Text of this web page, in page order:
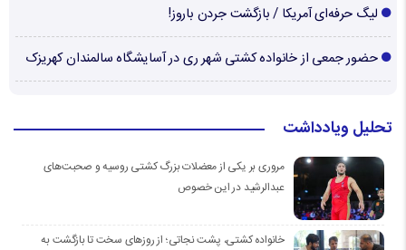
لیگ حرفه‌ای آمریکا / بازگشت جردن باروز!
حضور جمعی از خانواده کشتی شهر ری در آسایشگاه سالمندان کهریزک
تحلیل ویادداشت
مروری بر یکی از معضلات بزرگ کشتی روسیه و صحبت‌های
عبدالرشید در این خصوص
خانواده کشتی، پشت نجاتی؛ از روزهای سخت تا بازگشت به